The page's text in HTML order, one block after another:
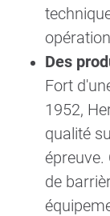
Des
Fort
1952,
qualité
épreuve.
de